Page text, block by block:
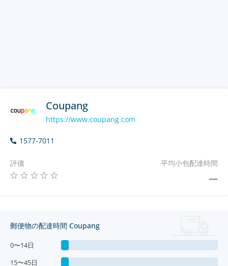
Coupang
https://www.coupang.com
1577-7011
評価 平均小包配達時間
—
郵便物の配達時間 Coupang
0〜14日
15〜45日